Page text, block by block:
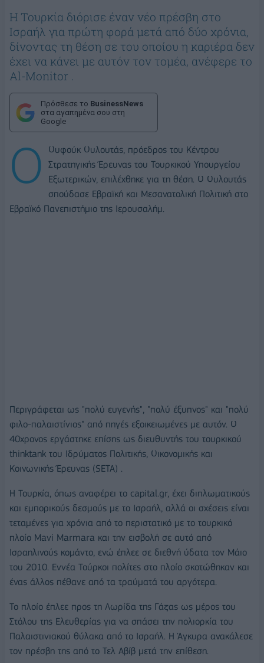
Η Τουρκία διόρισε έναν νέο πρέσβη στο
Ισραήλ για πρώτη φορά μετά από δύο χρόνια,
δίνοντας τη θέση σε του οποίου η καριέρα δεν
έχει να κάνει με αυτόν τον τομέα, ανέφερε το
Al-Monitor .
Πρόσθεσε το BusinessNews
στα αγαπημένα σου στη
Google
Ο
Ουφούκ Ουλουτάς, πρόεδρος του Κέντρου
Στρατηγικής Έρευνας του Τουρκικού Υπουργείου
Εξωτερικών, επιλέχθηκε για τη θέση. Ο Ουλουτάς
σπούδασε Εβραϊκή και Μεσανατολική Πολιτική στο
Εβραϊκό Πανεπιστήμιο της Ιερουσαλήμ.
Περιγράφεται ως "πολύ ευγενής", "πολύ έξυπνος" και "πολύ
φιλο-παλαιστίνιος" από πηγές εξοικειωμένες με αυτόν. Ο
40χρονος εργάστηκε επίσης ως διευθυντής του τουρκικού
thinktank του Ιδρύματος Πολιτικής, Οικονομικής και
Κοινωνικής Έρευνας (SETA) .
Η Τουρκία, όπως αναφέρει το capital.gr, έχει διπλωματικούς
και εμπορικούς δεσμούς με το Ισραήλ, αλλά οι σχέσεις είναι
τεταμένες για χρόνια από το περιστατικό με το τουρκικό
πλοίο Mavi Marmara και την εισβολή σε αυτό από
Ισραηλινούς κομάντο, ενώ έπλεε σε διεθνή ύδατα τον Μάιο
του 2010. Εννέα Τούρκοι πολίτες στο πλοίο σκοτώθηκαν και
ένας άλλος πέθανε από τα τραύματά του αργότερα.
Το πλοίο έπλεε προς τη Λωρίδα της Γάζας ως μέρος του
Στόλου της Ελευθερίας για να σπάσει την πολιορκία του
Παλαιστινιακού θύλακα από το Ισραήλ. Η Άγκυρα ανακάλεσε
τον πρέσβη της από το Τελ Αβίβ μετά την επίθεση.